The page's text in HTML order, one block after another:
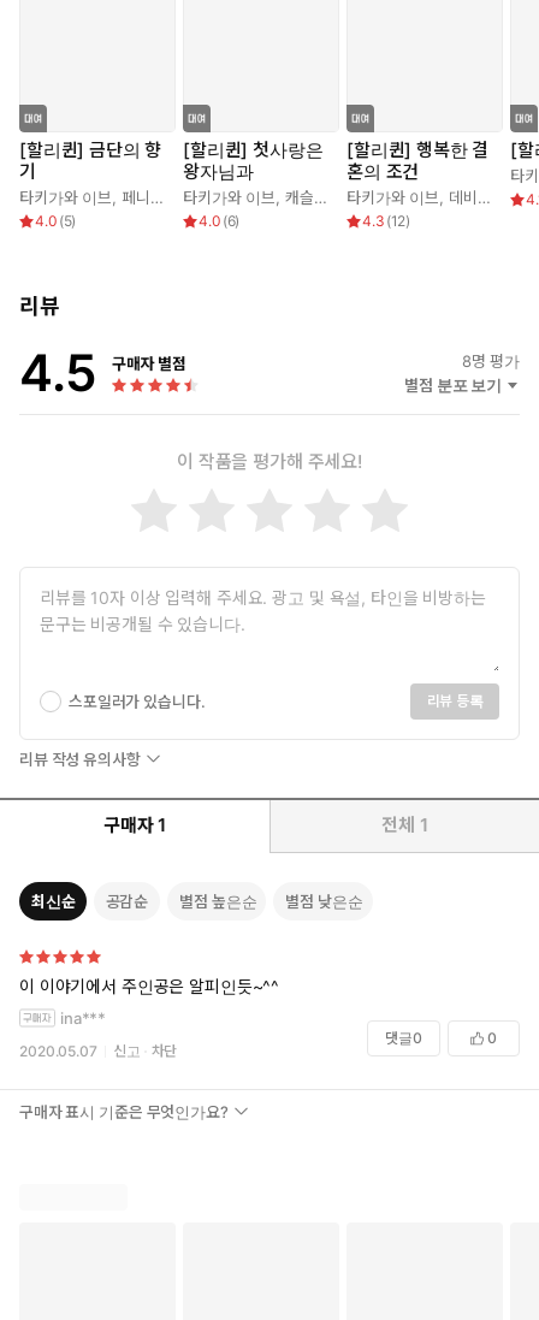
[할리퀸] 금단의 향
기
타키가와 이브 페니 조던
4.0 (5)
[할리퀸] 첫사랑은
왕자님과
타키가와 이브 캐슬린 젠슨
4.0 (6)
[할리퀸] 행복한 결
혼의 조건
타키가와 이브 데비 매컴버
4.3 (12)
[할
타
리뷰
4.5 구매자 별점 8명 평가
별점 분포 보기
이 작품을 평가해 주세요!
스포일러가 있습니다. 리뷰 등록
리뷰 작성 유의사항
구매자 1 전체 1
최신순 공감순 별점 높은순 별점 낮은순
이 이야기에서 주인공은 알피인듯~^^
ina***
2020.05.07 신고 차단
댓글0 0
구매자 표시 기준은 무엇인가요?